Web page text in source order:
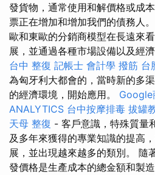
發貨物，通常使用和解價格或成
票正在增加和增加我們的債務人
歐和東歐的分銷商模型在長遠來
展，並通過各種市場設備以及經
台中 整復 記帳士 會計學 撥筋 台
為匈牙利大都會的，當時新的多
的經濟環境，開始應用。 Google
ANALYTICS 台中按摩排毒 拔罐
天母 整復 - 客戶意識，特殊質量
及多年來獲得的專業知識的提高
展，並出現越來越多的類別。 隨
發價格是生產成本的總金額和製